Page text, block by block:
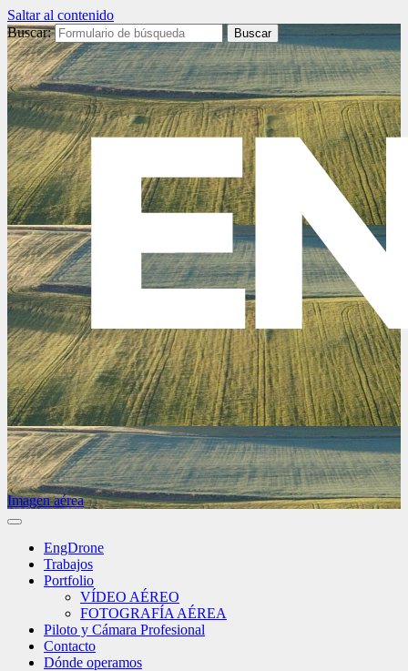
Saltar al contenido
Buscar:
Imagen aérea
EngDrone
Trabajos
Portfolio
VÍDEO AÉREO
FOTOGRAFÍA AÉREA
Piloto y Cámara Profesional
Contacto
Dónde operamos